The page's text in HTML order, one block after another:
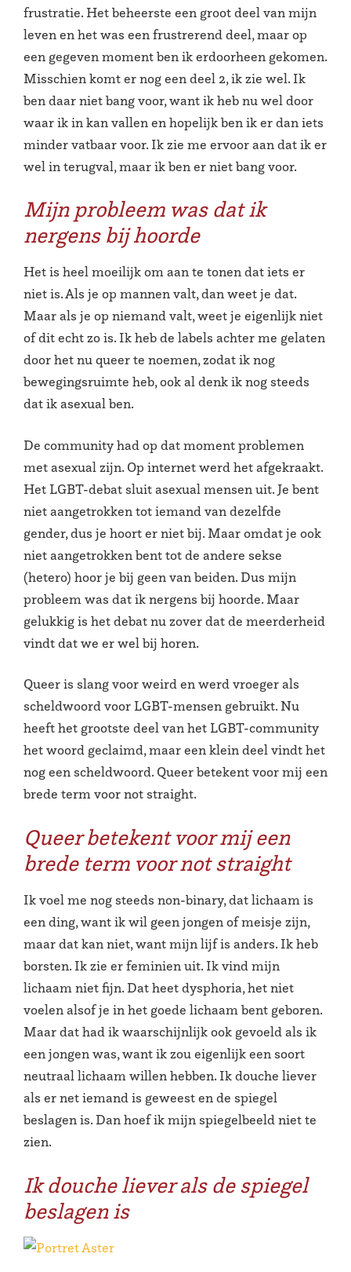
frustratie. Het beheerste een groot deel van mijn
leven en het was een frustrerend deel, maar op
een gegeven moment ben ik erdoorheen gekomen.
Misschien komt er nog een deel 2, ik zie wel. Ik
ben daar niet bang voor, want ik heb nu wel door
waar ik in kan vallen en hopelijk ben ik er dan iets
minder vatbaar voor. Ik zie me ervoor aan dat ik er
wel in terugval, maar ik ben er niet bang voor.
Mijn probleem was dat ik
nergens bij hoorde
Het is heel moeilijk om aan te tonen dat iets er
niet is. Als je op mannen valt, dan weet je dat.
Maar als je op niemand valt, weet je eigenlijk niet
of dit echt zo is. Ik heb de labels achter me gelaten
door het nu queer te noemen, zodat ik nog
bewegingsruimte heb, ook al denk ik nog steeds
dat ik asexual ben.
De community had op dat moment problemen
met asexual zijn. Op internet werd het afgekraakt.
Het LGBT-debat sluit asexual mensen uit. Je bent
niet aangetrokken tot iemand van dezelfde
gender, dus je hoort er niet bij. Maar omdat je ook
niet aangetrokken bent tot de andere sekse
(hetero) hoor je bij geen van beiden. Dus mijn
probleem was dat ik nergens bij hoorde. Maar
gelukkig is het debat nu zover dat de meerderheid
vindt dat we er wel bij horen.
Queer is slang voor weird en werd vroeger als
scheldwoord voor LGBT-mensen gebruikt. Nu
heeft het grootste deel van het LGBT-community
het woord geclaimd, maar een klein deel vindt het
nog een scheldwoord. Queer betekent voor mij een
brede term voor not straight.
Queer betekent voor mij een
brede term voor not straight
Ik voel me nog steeds non-binary, dat lichaam is
een ding, want ik wil geen jongen of meisje zijn,
maar dat kan niet, want mijn lijf is anders. Ik heb
borsten. Ik zie er feminien uit. Ik vind mijn
lichaam niet fijn. Dat heet dysphoria, het niet
voelen alsof je in het goede lichaam bent geboren.
Maar dat had ik waarschijnlijk ook gevoeld als ik
een jongen was, want ik zou eigenlijk een soort
neutraal lichaam willen hebben. Ik douche liever
als er net iemand is geweest en de spiegel
beslagen is. Dan hoef ik mijn spiegelbeeld niet te
zien.
Ik douche liever als de spiegel
beslagen is